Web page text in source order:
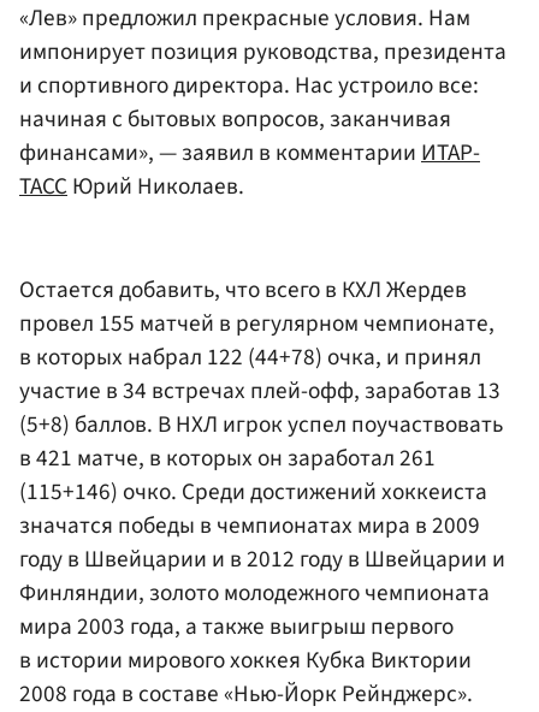
«Лев» предложил прекрасные условия. Нам
импонирует позиция руководства, президента
и спортивного директора. Нас устроило все:
начиная с бытовых вопросов, заканчивая
финансами», — заявил в комментарииИТАР-
ТАССЮрий Николаев.
Остается добавить, что всего в КХЛ Жердев
провел 155 матчей в регулярном чемпионате,
в которых набрал 122 (44+78) очка, и принял
участие в 34 встречах плей-офф, заработав 13
(5+8) баллов. В НХЛ игрок успел поучаствовать
в 421 матче, в которых он заработал 261
(115+146) очко. Среди достижений хоккеиста
значатся победы в чемпионатах мира в 2009
году в Швейцарии и в 2012 году в Швейцарии и
Финляндии, золото молодежного чемпионата
мира 2003 года, а также выигрыш первого
в истории мирового хоккея Кубка Виктории
2008 года в составе «Нью-Йорк Рейнджерс».